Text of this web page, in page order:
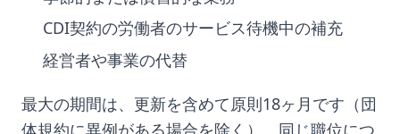
CDI契約の労働者のサービス待機中の補充
経営者や事業の代替
最大の期間は、更新を含めて原則18ヶ月です（団
体規約に異例がある場合を除く）。同じ職位につ